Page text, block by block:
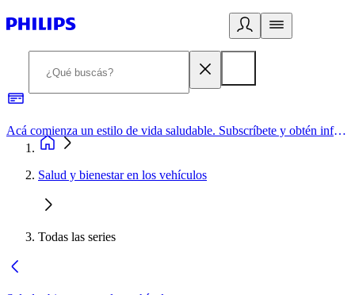
Acá comienza un estilo de vida saludable. Subscríbete y obtén información de primera mano
Salud y bienestar en los vehículos
Todas las series